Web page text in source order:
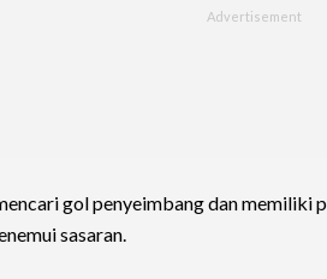
gol penyeimbang dan memiliki
sasaran.